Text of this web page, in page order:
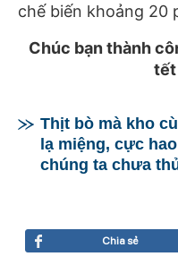
chế biến khoảng 20
Chúc bạn thành
tết
Thịt bò mà kho
lạ miệng, cực
chúng ta chưa
Chia sẻ